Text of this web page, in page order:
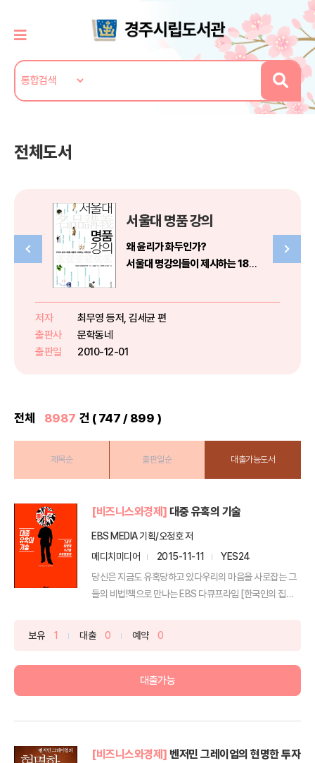
전체도서
서울대 명품 강의
왜 윤리가 화두인가?
서울대 명강의들이 제시하는 18개
‘우리의 삶과 사회를 새롭게 이해하
는...
저자
최무영 등저, 김세균 편
출판사
문학동네
출판일
2010-12-01
전체 8987 건 ( 747 / 899 )
제목순 출판일순 대출가능도서
[비즈니스와경제] 대중 유혹의 기술
EBS MEDIA 기획/오정호 저
메디치미디어
2015-11-11
YES24
당신은 지금도 유혹당하고 있다우리의 마음을 사로잡는 그
들의 비법!책으로 만나는 EBS 다큐프라임 [한국인의 집단
보유 1 대출 0 예약 0
대출가능
[비즈니스와경제] 벤저민 그레이엄의 현명한 투자